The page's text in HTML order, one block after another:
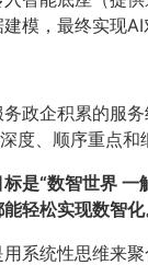
模，最终实现AI
政企积累的服
度、顺序重点和
是“数智世界
轻松实现数智化
系统性思维来